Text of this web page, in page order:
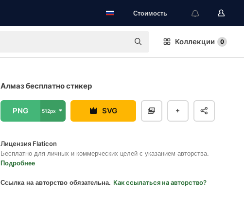
Стоимость
Коллекции 0
Алмаз бесплатно стикер
PNG 512px SVG
Лицензия Flaticon
Бесплатно для личных и коммерческих целей с указанием авторства.
Подробнее
Ссылка на авторство обязательна. Как ссылаться на авторство?